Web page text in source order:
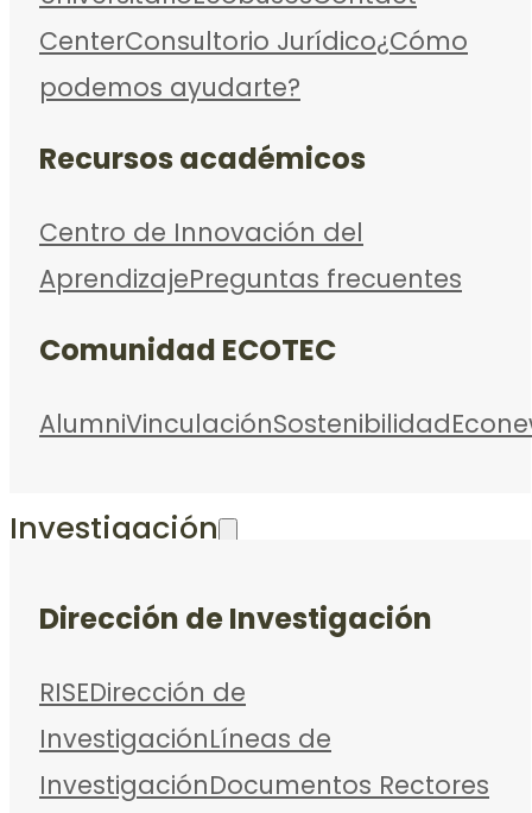
CenterConsultorio Jurídico¿Cómo
podemos ayudarte?
Recursos académicos
Centro de Innovación del
AprendizajePreguntas frecuentes
Comunidad ECOTEC
AlumniVinculaciónSostenibilidad
Investigación
Dirección de Investigación
RISEDirección de
InvestigaciónLíneas de
InvestigaciónDocumentos Rectores